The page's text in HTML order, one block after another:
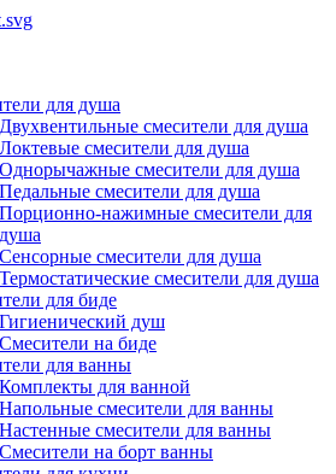
для душа
Двухвентильные смесители для душа
Локтевые смесители для душа
Однорычажные смесители для душа
Педальные смесители для душа
Порционно-нажимные смесители для
душа
Сенсорные смесители для душа
Термостатические смесители для душа
для биде
Гигиенический душ
Смесители на биде
для ванны
Комплекты для ванной
Напольные смесители для ванны
Настенные смесители для ванны
Смесители на борт ванны